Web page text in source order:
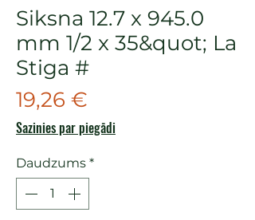
Siksna 12.7 x 945.0
mm 1/2 x 35&quot; La
Stiga #
19,26 €
Sazinies par piegādi
Daudzums *